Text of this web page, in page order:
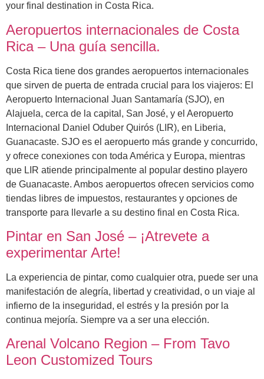
your final destination in Costa Rica.
Aeropuertos internacionales de Costa
Rica – Una guía sencilla.
Costa Rica tiene dos grandes aeropuertos internacionales
que sirven de puerta de entrada crucial para los viajeros: El
Aeropuerto Internacional Juan Santamaría (SJO), en
Alajuela, cerca de la capital, San José, y el Aeropuerto
Internacional Daniel Oduber Quirós (LIR), en Liberia,
Guanacaste. SJO es el aeropuerto más grande y concurrido,
y ofrece conexiones con toda América y Europa, mientras
que LIR atiende principalmente al popular destino playero
de Guanacaste. Ambos aeropuertos ofrecen servicios como
tiendas libres de impuestos, restaurantes y opciones de
transporte para llevarle a su destino final en Costa Rica.
Pintar en San José – ¡Atrevete a
experimentar Arte!
La experiencia de pintar, como cualquier otra, puede ser una
manifestación de alegría, libertad y creatividad, o un viaje al
infierno de la inseguridad, el estrés y la presión por la
continua mejoría. Siempre va a ser una elección.
Arenal Volcano Region – From Tavo
Leon Customized Tours